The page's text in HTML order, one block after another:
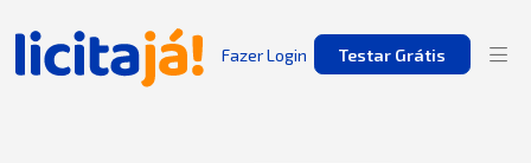
Fazer Login Testar Grátis